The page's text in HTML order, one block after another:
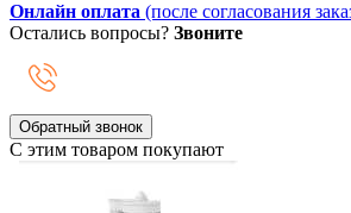
Онлайн оплата (после согласования
Остались вопросы? Звоните
Обратный звонок
С этим товаром покупают